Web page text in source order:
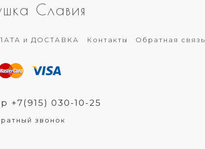
Славия
и ДОСТАВКА Контакты Обратная связь
+7(915) 030-10-25
звонок